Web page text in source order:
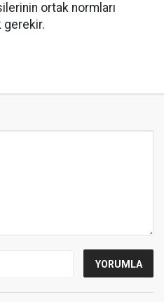
ortak normları